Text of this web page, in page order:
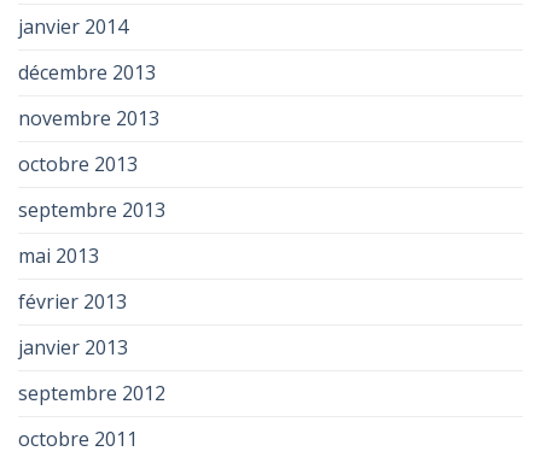
janvier 2014
décembre 2013
novembre 2013
octobre 2013
septembre 2013
mai 2013
février 2013
janvier 2013
septembre 2012
octobre 2011